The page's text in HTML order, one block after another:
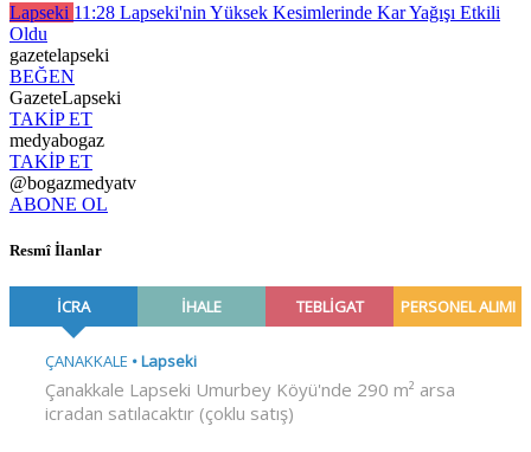
Lapseki 11:28 Lapseki'nin Yüksek Kesimlerinde Kar Yağışı Etkili
Oldu
gazetelapseki
BEĞEN
GazeteLapseki
TAKİP ET
medyabogaz
TAKİP ET
@bogazmedyatv
ABONE OL
Resmî İlanlar